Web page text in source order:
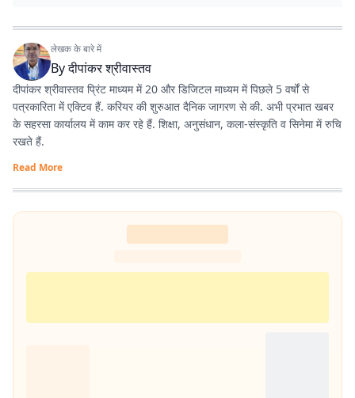
लेखक के बारे में
Byदीपांकर श्रीवास्तव
दीपांकर श्रीवास्तव प्रिंट माध्यम में 20 और डिजिटल माध्यम में पिछले 5 वर्षों से
पत्रकारिता में एक्टिव हैं. करियर की शुरुआत दैनिक जागरण से की. अभी प्रभात खबर
के सहरसा कार्यालय में काम कर रहे हैं. शिक्षा, अनुसंधान, कला-संस्कृति व सिनेमा में रुचि
रखते हैं.
Read More